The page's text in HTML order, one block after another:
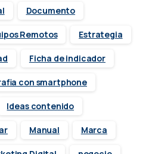
Documento
Remotos Estrategia
Ficha de indicador
con smartphone
Ideas contenido
Manual Marca